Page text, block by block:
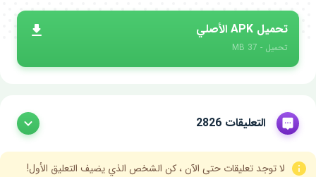
تحميل APK الأصلي
تحميل - 37 MB
التعليقات 2826
لا توجد تعليقات حتى الآن ، كن الشخص الذي يضيف التعليق الأول!